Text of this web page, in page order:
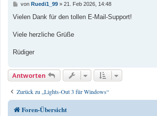
B
i
a
von Ruedi1_99» 21. Feb 2026, 14:48
Vielen Dank für den tollen E-Mail-Support!
Viele herzliche Grüße
Rüdiger
Antworten
Zurück zu „Lights-Out 3 für Windows“
Foren-Übersicht